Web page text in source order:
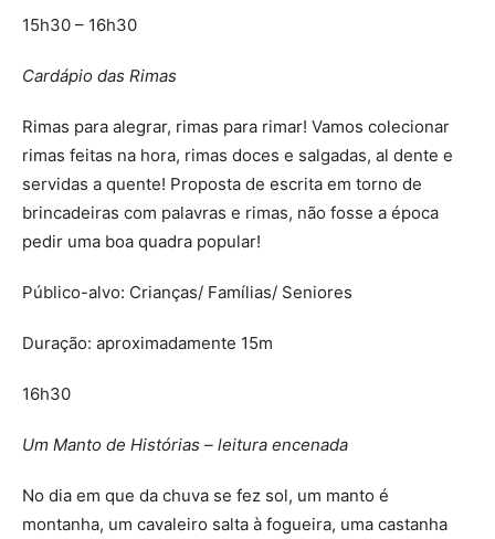
15h30 – 16h30
Cardápio das Rimas
Rimas para alegrar, rimas para rimar! Vamos colecionar
rimas feitas na hora, rimas doces e salgadas, al dente e
servidas a quente! Proposta de escrita em torno de
brincadeiras com palavras e rimas, não fosse a época
pedir uma boa quadra popular!
Público-alvo: Crianças/ Famílias/ Seniores
Duração: aproximadamente 15m
16h30
Um Manto de Histórias – leitura encenada
No dia em que da chuva se fez sol, um manto é
montanha, um cavaleiro salta à fogueira, uma castanha